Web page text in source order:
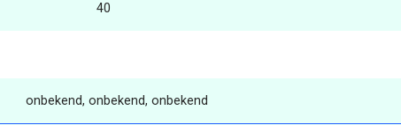
40
onbekend, onbekend, onbekend